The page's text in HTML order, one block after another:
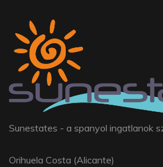
Sunestates - a spanyol ingatlanok
Orihuela Costa (Alicante)